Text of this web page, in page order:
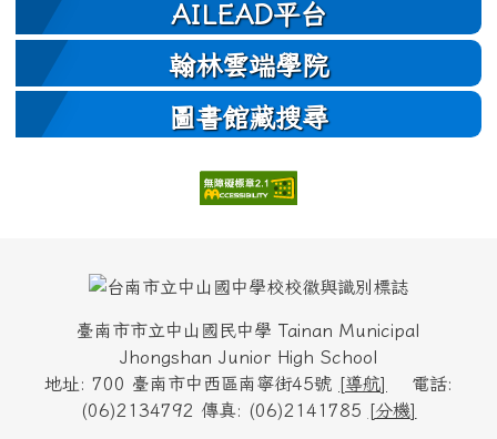
AILEAD平台
翰林雲端學院
圖書館藏搜尋
頁尾區域內容
臺南市市立中山國民中學 Tainan Municipal
Jhongshan Junior High School
地址: 700 臺南市中西區南寧街45號
[導航]
電話:
(06)2134792 傳真: (06)2141785
[分機]